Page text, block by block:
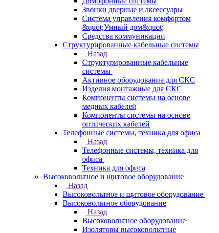
Звонки дверные и аксессуары
Система управления комфортом
&quot;Умный дом&quot;
Средства коммуникации
Структурированные кабельные системы
Назад
Структурированные кабельные
системы
Активное оборудование для СКС
Изделия монтажные для СКС
Компоненты системы на основе
медных кабелей
Компоненты системы на основе
оптических кабелей
Телефонные системы, техника для офиса
Назад
Телефонные системы, техника для
офиса
Техника для офиса
Высоковольтное и щитовое оборудование
Назад
Высоковольтное и щитовое оборудование
Высоковольтное оборудование
Назад
Высоковольтное оборудование
Изоляторы высоковольтные